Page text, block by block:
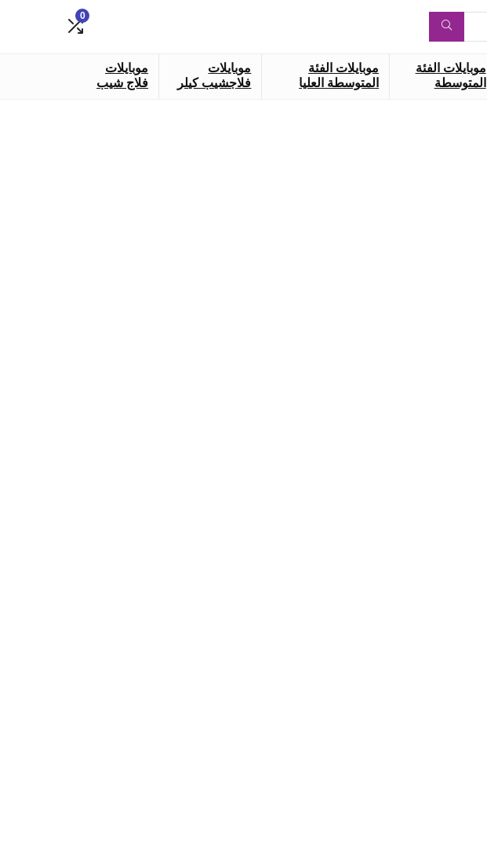
0
موبايلات الفئة
المتوسطة
موبايلات الفئة
المتوسطة العليا
موبايلات
فلاجشيب كيلر
موبايلات
فلاج شيب